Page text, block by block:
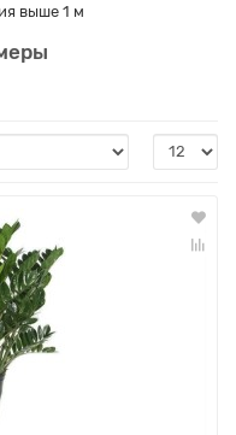
выше 1 м